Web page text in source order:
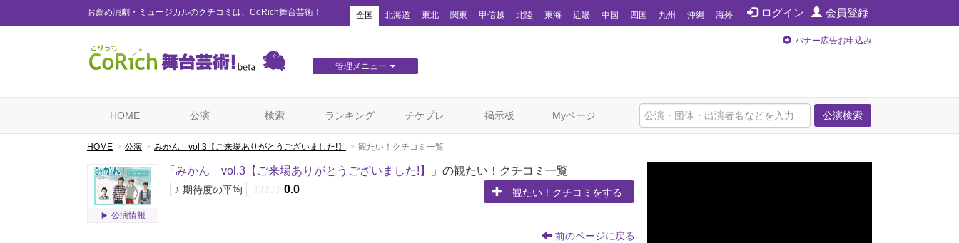
お薦め演劇・ミュージカルのクチコミは、CoRich舞台芸術！ ログイン 会員登録
全国 北海道 東北 関東 甲信越 北陸 東海 近畿 中国 四国 九州 沖縄 海外
管理メニュー
バナー広告お申込み
公演検索
HOME 公演 検索 ランキング チケプレ 掲示板 Myページ
HOME 公演 みかん vol.3【ご来場ありがとうございました!】 観たい！クチコミ一覧
公演情報
「 みかん vol.3【ご来場ありがとうございました!】
」の観たい！クチコミ一覧
♪ 期待度の平均 ♪ ♪ ♪ ♪ ♪ 0.0 観たい！クチコミをする
前のページに戻る